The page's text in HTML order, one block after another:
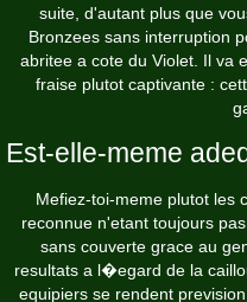
suite, d'autant plus que
Bronzees sans interruption
abritee a cote du Violet. Il va
fraise plutot captivante :
Est-elle-meme
Mefiez-toi-meme plutot les
reconnue n'etant toujours
sans couverte grace au
resultats a l�egard de la
equipiers se rendent